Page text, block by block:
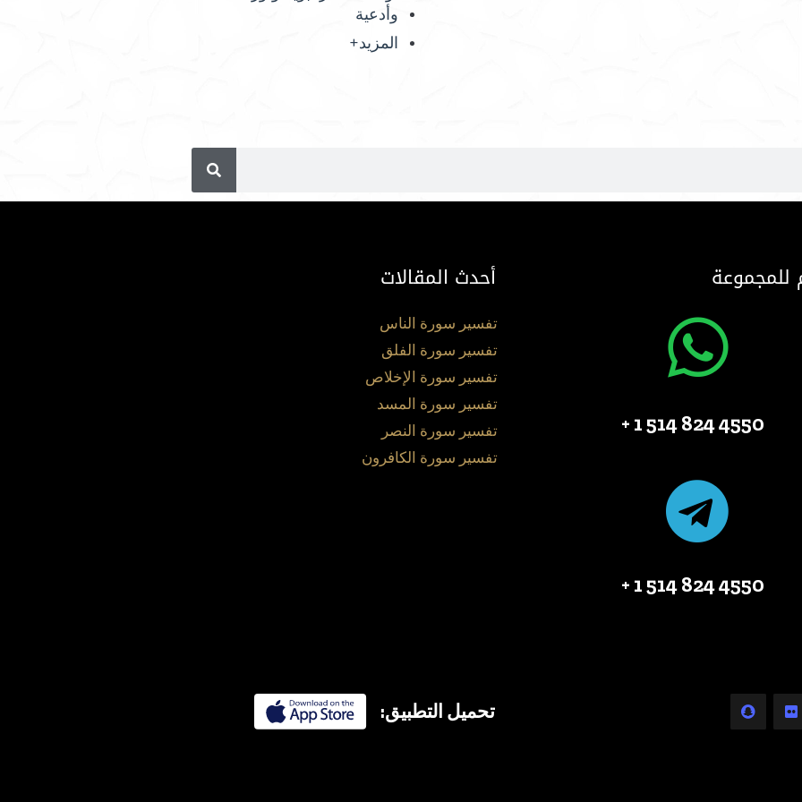
وأدعية
المزيد+
للمجموعة
4550 824 514 1 +
4550 824 514 1 +
أحدث المقالات
تفسير سورة الناس
تفسير سورة الفلق
تفسير سورة الإخلاص
تفسير سورة المسد
تفسير سورة النصر
تفسير سورة الكافرون
تحميل التطبيق: